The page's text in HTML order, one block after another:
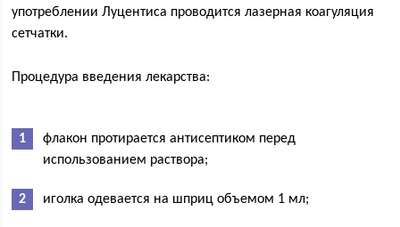
употреблении Луцентиса проводится лазерная коагуляция
сетчатки.
Процедура введения лекарства:
флакон протирается антисептиком перед
использованием раствора;
иголка одевается на шприц объемом 1 мл;